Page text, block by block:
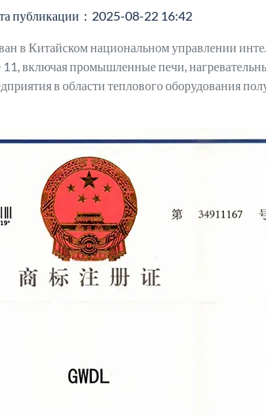
публикации：2025-08-22 16:42
в Китайском национальном управлении
включая промышленные печи,
в области теплового оборудования